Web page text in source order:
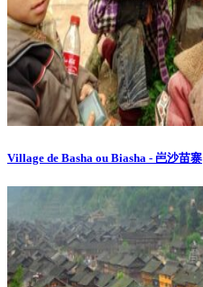
Village de Basha ou Biasha - 岜沙苗寨